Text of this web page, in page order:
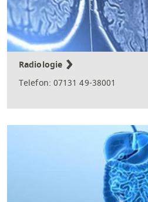
Radiologie
Telefon: 07131 49-38001